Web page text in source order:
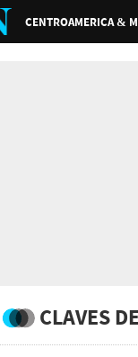
CENTROAMERICA &
CLAVES